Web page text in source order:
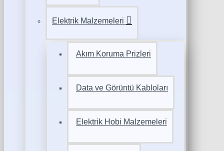
Elektrik Malzemeleri
Akım Koruma Prizleri
Data ve Görüntü Kabloları
Elektrik Hobi Malzemeleri